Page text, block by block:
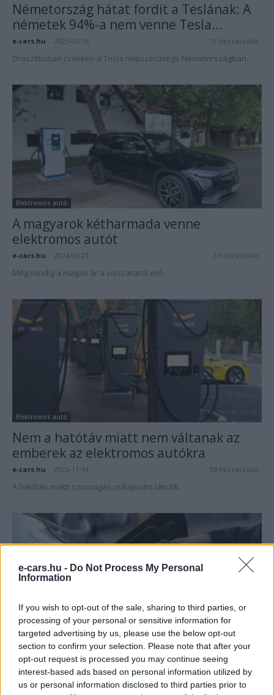
e-cars.hu - Do Not Process My Personal
Information
If you wish to opt-out of the sale, sharing to third parties, or
processing of your personal or sensitive information for
targeted advertising by us, please use the below opt-out
section to confirm your selection. Please note that after your
opt-out request is processed you may continue seeing
interest-based ads based on personal information utilized by
us or personal information disclosed to third parties prior to
Németország hátat fordít a Teslának: A
németek 94%-a nem venne Tesla...
e-cars.hu 2025-03-16 13 hozzászólás
Drasztikusan csökken a Tesla népszerűsége Németországban.
Elektromos autó
A magyarok kétharmada venne
elektromos autót
e-cars.hu 2024-06-21 5 hozzászólás
Még mindig a magas ár a visszatartó erő.
Elektromos autó
Nem a hatótáv miatt nem váltanak az
emberek az elektromos autókra
e-cars.hu 2023-11-14 39 hozzászólás
A hatótáv miatti szorongás csillapodni látszik.
Elektromos autó
Közel 50 százalékkal nőtt az elektromos
autók száma egy év alatt...
e-cars.hu - 2023-08-02 0 hozzászólás